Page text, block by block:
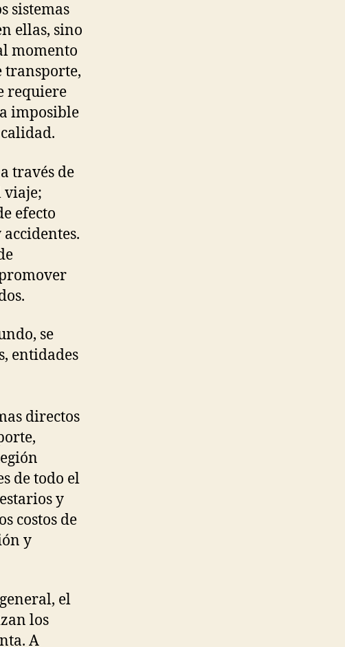
sistemas
ellas, sino
momento
transporte,
requiere
imposible
través de
viaje;
efecto
se
entidades
directos
de todo el
y
costos de
y
el
los
A